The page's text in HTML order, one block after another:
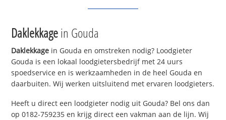
Daklekkagein Gouda
Daklekkage in Gouda en omstreken nodig? Loodgieter
Gouda is een lokaal loodgietersbedrijf met 24 uurs
spoedservice en is werkzaamheden in de heel Gouda en
daarbuiten. Wij werken uitsluitend met ervaren loodgieters.
Heeft u direct een loodgieter nodig uit Gouda? Bel ons dan
op 0182-759235 en krijg direct een vakman aan de lijn. Wij